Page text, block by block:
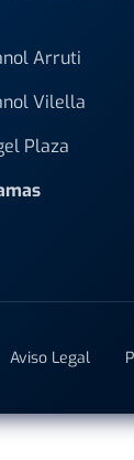
Arruti
Vilella
Plaza
Aviso Legal